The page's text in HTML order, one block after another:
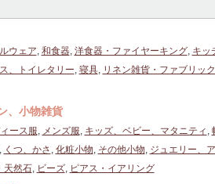
ウェア, 和食器, 洋食器・ファイヤーキング, キッ
、トイレタリー, 寝具, リネン雑貨・ファブリック
、小物雑貨
ース服, メンズ服, キッズ、ベビー、マタニティ ,
くつ、かさ , 化粧小物, その他小物, ジュエリー、
天然石, ビーズ, ピアス・イアリング